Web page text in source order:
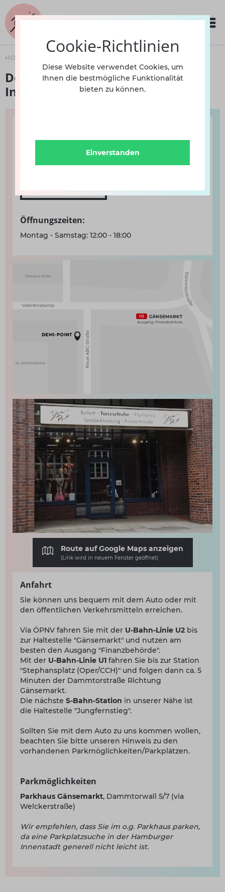
HOME
Demi-Point in der Hamburger
Innenstadt
Neue ABC-Str. 10 / Ecke Valentinskamp
20354Hamburg
Öffnungszeiten:
Montag - Samstag: 12:00 - 18:00
Route auf Google Maps anzeigen
(Link wird in neuem Fenster geöffnet)
Anfahrt
Sie können uns bequem mit dem Auto oder mit
den öffentlichen Verkehrsmitteln erreichen.
Via ÖPNV fahren Sie mit der U-Bahn-Linie U2 bis
zur Haltestelle "Gänsemarkt" und nutzen am
besten den Ausgang "Finanzbehörde".
Mit der U-Bahn-Linie U1 fahren Sie bis zur Station
"Stephansplatz (Oper/CCH)" und folgen dann ca. 5
Minuten der Dammtorstraße Richtung
Gänsemarkt.
Die nächste S-Bahn-Station in unserer Nähe ist
die Haltestelle "Jungfernstieg".
Sollten Sie mit dem Auto zu uns kommen wollen,
beachten Sie bitte unseren Hinweis zu den
vorhandenen Parkmöglichkeiten/Parkplätzen.
Parkmöglichkeiten
Parkhaus Gänsemarkt, Dammtorwall 5/7 (via
Welckerstraße)
Wir empfehlen, dass Sie im o.g. Parkhaus parken,
da eine Parkplatzsuche in der Hamburger
Innenstadt generell nicht leicht ist.
Cookie-Richtlinien
Diese Website verwendet Cookies, um
Ihnen die bestmögliche Funktionalität
bieten zu können.
Einverstanden